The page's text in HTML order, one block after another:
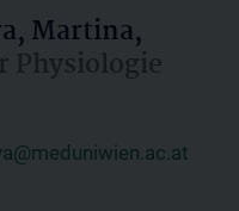
Martina,